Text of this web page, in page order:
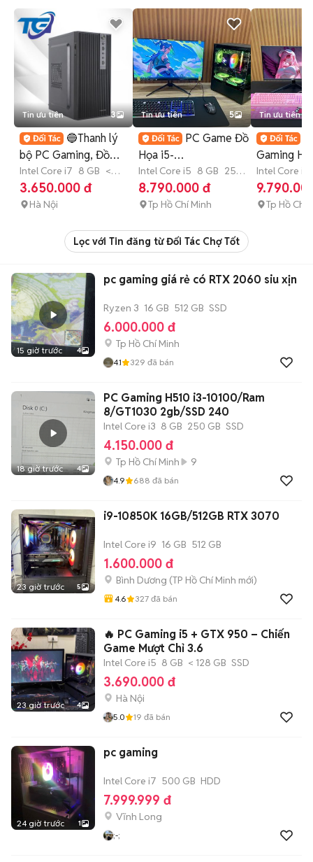
Tin ưu tiên 3
🔵Thanh lý
bộ PC Gaming, Đồ
hoạ, Livestream giá
rẻ
Intel Core i7 8 GB <
128 GB
SSD
3.650.000 đ
Hà Nội
Tin ưu tiên 5
PC Game Đồ
Họa i5-
9400,GTX1060,SSD,Build
PC giátốt
Intel Core i5 8 GB 256
GB SSD
8.790.000 đ
Tp Hồ Chí Minh
Tin ưu tiên
Gaming
9400F_Vga
Intel Core i5
GB SSD
Tp Hồ Chí
Lọc với Tin đăng từ Đối Tác Chợ Tốt
15 giờ trước 4
pc gaming giá rẻ có RTX 2060 siu xịn
Ryzen 3 16 GB 512 GB SSD
6.000.000 đ
Tp Hồ Chí Minh
4.1 329 đã bán
18 giờ trước 4
PC Gaming H510 i3-10100/Ram
8/GT1030 2gb/SSD 240
Intel Core i3 8 GB 250 GB SSD
4.150.000 đ
Tp Hồ Chí Minh 9
4.9 688 đã bán
23 giờ trước 5
i9-10850K 16GB/512GB RTX 3070
Intel Core i9 16 GB 512 GB
1.600.000 đ
Bình Dương (TP Hồ Chí Minh mới)
4.6 327 đã bán
23 giờ trước 4
🔥 PC Gaming i5 + GTX 950 – Chiến
Game Mượt Chỉ 3.6
Intel Core i5 8 GB < 128 GB SSD
3.690.000 đ
Hà Nội
5.0 19 đã bán
24 giờ trước 1
pc gaming
Intel Core i7 500 GB HDD
7.999.999 đ
Vĩnh Long
;-;